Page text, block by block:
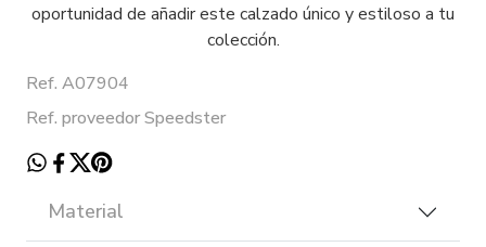
oportunidad de añadir este calzado único y estiloso a tu
colección.
Ref. A07904
Ref. proveedor Speedster
Material